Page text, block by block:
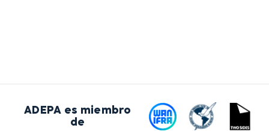
ADEPA es miembro
de